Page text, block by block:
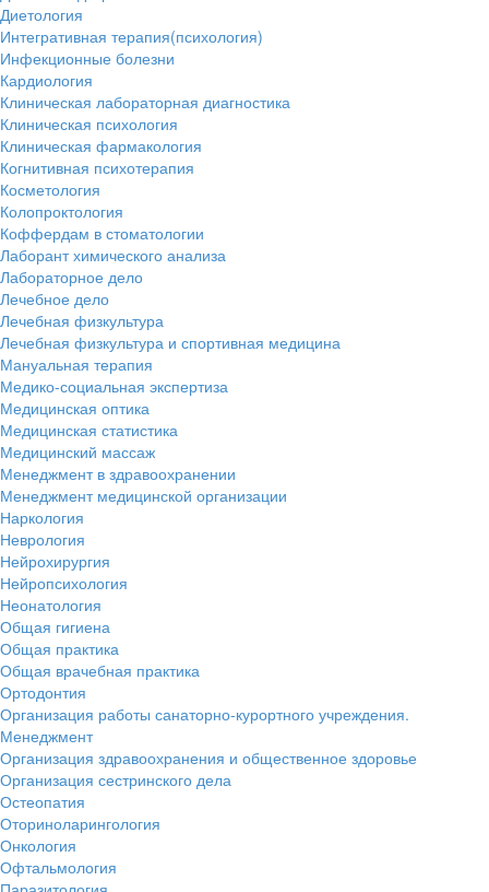
Диетология
Интегративная терапия(психология)
Инфекционные болезни
Кардиология
Клиническая лабораторная диагностика
Клиническая психология
Клиническая фармакология
Когнитивная психотерапия
Косметология
Колопроктология
Коффердам в стоматологии
Лаборант химического анализа
Лабораторное дело
Лечебное дело
Лечебная физкультура
Лечебная физкультура и спортивная медицина
Мануальная терапия
Медико-социальная экспертиза
Медицинская оптика
Медицинская статистика
Медицинский массаж
Менеджмент в здравоохранении
Менеджмент медицинской организации
Наркология
Неврология
Нейрохирургия
Нейропсихология
Неонатология
Общая гигиена
Общая практика
Общая врачебная практика
Ортодонтия
Организация работы санаторно-курортного учреждения.
Менеджмент
Организация здравоохранения и общественное здоровье
Организация сестринского дела
Остеопатия
Оториноларингология
Онкология
Офтальмология